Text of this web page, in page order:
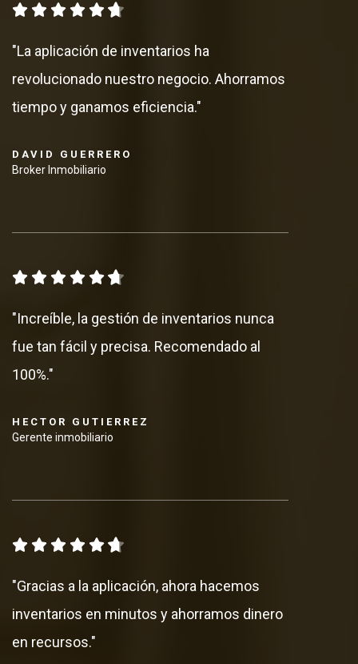
"La aplicación de inventarios ha
revolucionado nuestro negocio. Ahorramos
tiempo y ganamos eficiencia."
DAVID GUERRERO
Broker Inmobiliario
"Increíble, la gestión de inventarios nunca
fue tan fácil y precisa. Recomendado al
100%."
HECTOR GUTIERREZ
Gerente inmobiliario
"Gracias a la aplicación, ahora hacemos
inventarios en minutos y ahorramos dinero
en recursos."